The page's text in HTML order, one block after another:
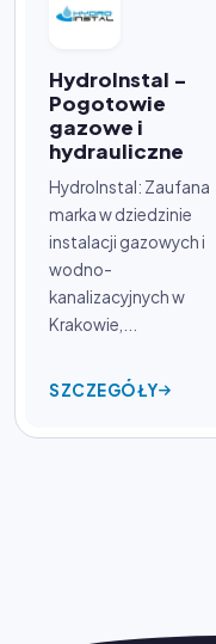
HydroInstal -
Pogotowie
gazowe i
hydrauliczne
HydroInstal: Zaufana
marka w dziedzinie
instalacji gazowych i
wodno-
kanalizacyjnych w
Krakowie,...
SZCZEGÓŁY